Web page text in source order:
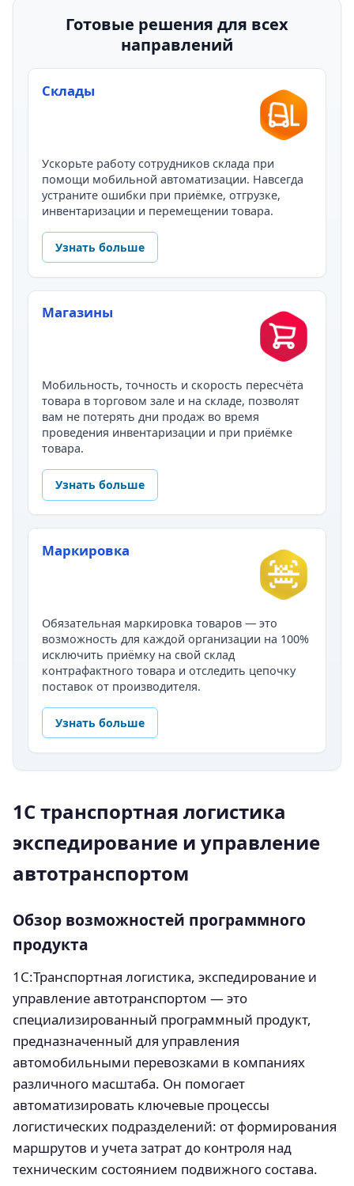
Готовые решения для всех
направлений
Склады
Ускорьте работу сотрудников склада при
помощи мобильной автоматизации. Навсегда
устраните ошибки при приёмке, отгрузке,
инвентаризации и перемещении товара.
Узнать больше
Магазины
Мобильность, точность и скорость пересчёта
товара в торговом зале и на складе, позволят
вам не потерять дни продаж во время
проведения инвентаризации и при приёмке
товара.
Узнать больше
Маркировка
Обязательная маркировка товаров — это
возможность для каждой организации на 100%
исключить приёмку на свой склад
контрафактного товара и отследить цепочку
поставок от производителя.
Узнать больше
1С транспортная логистика
экспедирование и управление
автотранспортом
Обзор возможностей программного
продукта
1С:Транспортная логистика, экспедирование и
управление автотранспортом — это
специализированный программный продукт,
предназначенный для управления
автомобильными перевозками в компаниях
различного масштаба. Он помогает
автоматизировать ключевые процессы
логистических подразделений: от формирования
маршрутов и учета затрат до контроля над
техническим состоянием подвижного состава.